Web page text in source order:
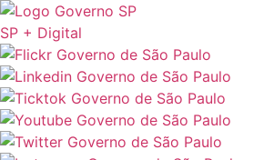
SP + Digital